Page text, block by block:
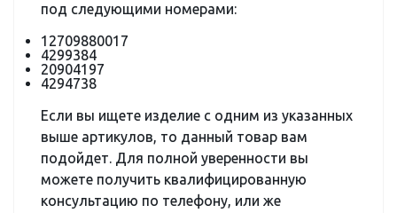
под следующими номерами:
12709880017
4299384
20904197
4294738
Если вы ищете изделие с одним из указанных
выше артикулов, то данный товар вам
подойдет. Для полной уверенности вы
можете получить квалифицированную
консультацию по телефону, или же